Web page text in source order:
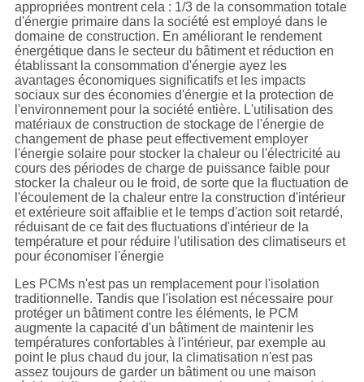
appropriées montrent cela : 1/3 de la consommation totale
d'énergie primaire dans la société est employé dans le
domaine de construction. En améliorant le rendement
énergétique dans le secteur du bâtiment et réduction en
établissant la consommation d'énergie ayez les
avantages économiques significatifs et les impacts
sociaux sur des économies d'énergie et la protection de
l'environnement pour la société entière. L'utilisation des
matériaux de construction de stockage de l'énergie de
changement de phase peut effectivement employer
l'énergie solaire pour stocker la chaleur ou l'électricité au
cours des périodes de charge de puissance faible pour
stocker la chaleur ou le froid, de sorte que la fluctuation de
l'écoulement de la chaleur entre la construction d'intérieur
et extérieure soit affaiblie et le temps d'action soit retardé,
réduisant de ce fait des fluctuations d'intérieur de la
température et pour réduire l'utilisation des climatiseurs et
pour économiser l'énergie
Les PCMs n'est pas un remplacement pour l'isolation
traditionnelle. Tandis que l'isolation est nécessaire pour
protéger un bâtiment contre les éléments, le PCM
augmente la capacité d'un bâtiment de maintenir les
températures confortables à l'intérieur, par exemple au
point le plus chaud du jour, la climatisation n'est pas
assez toujours de garder un bâtiment ou une maison